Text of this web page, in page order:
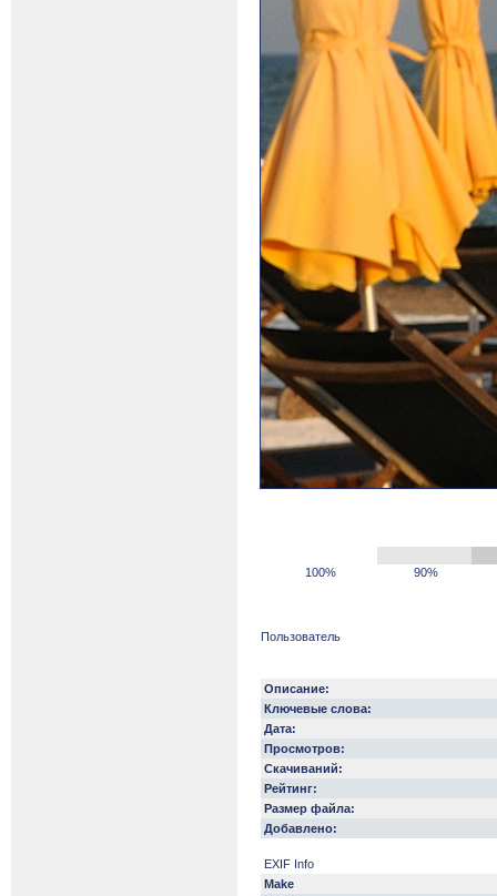
100% 90%
Пользователь
Описание:
Ключевые слова:
Дата:
Просмотров:
Скачиваний:
Рейтинг:
Размер файла:
Добавлено:
EXIF Info
Make